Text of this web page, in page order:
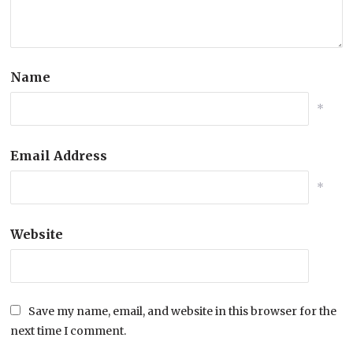
Name
*
Email Address
*
Website
Save my name, email, and website in this browser for the
next time I comment.